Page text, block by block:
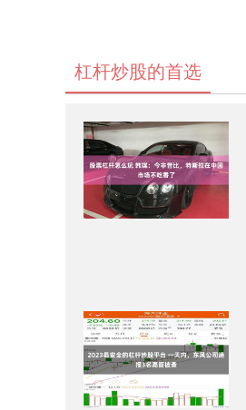
杠杆炒股的首选